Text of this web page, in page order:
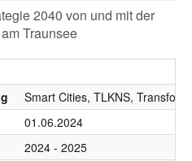
2040 von und mit der
Traunsee
Smart Cities, TLKNS,
01.06.2024
2024 - 2025